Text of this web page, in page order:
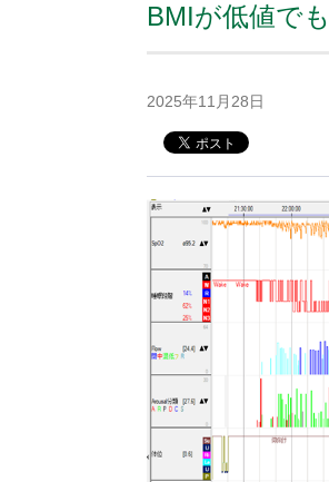
BMIが低値で
2025年11月28日